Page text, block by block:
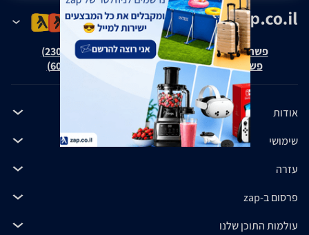
פשרה בת"צ אבנצ'יק נ' זאפ גרופ (ת"צ 23008-08-20)
פשרה בת"צ כהנים נ' זאפ גרופ (ת"צ 60371-12-19)
אודות
שימושי
עזרה
פרסום ב-zap
עולמות התוכן שלנו